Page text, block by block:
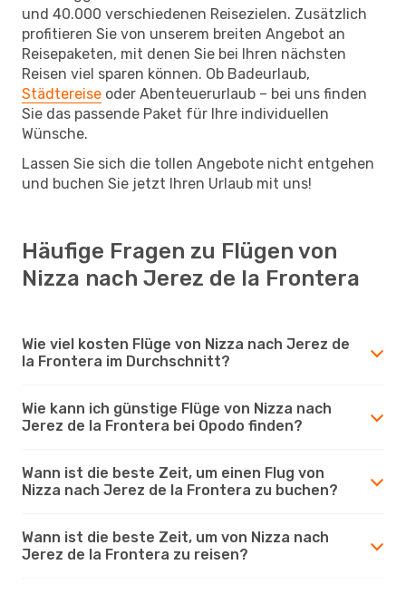
und 40.000 verschiedenen Reisezielen. Zusätzlich
profitieren Sie von unserem breiten Angebot an
Reisepaketen, mit denen Sie bei Ihren nächsten
Reisen viel sparen können. Ob Badeurlaub,
Städtereise oder Abenteuerurlaub – bei uns finden
Sie das passende Paket für Ihre individuellen
Wünsche.
Lassen Sie sich die tollen Angebote nicht entgehen
und buchen Sie jetzt Ihren Urlaub mit uns!
Häufige Fragen zu Flügen von
Nizza nach Jerez de la Frontera
Wie viel kosten Flüge von Nizza nach Jerez de
la Frontera im Durchschnitt?
Wie kann ich günstige Flüge von Nizza nach
Jerez de la Frontera bei Opodo finden?
Wann ist die beste Zeit, um einen Flug von
Nizza nach Jerez de la Frontera zu buchen?
Wann ist die beste Zeit, um von Nizza nach
Jerez de la Frontera zu reisen?